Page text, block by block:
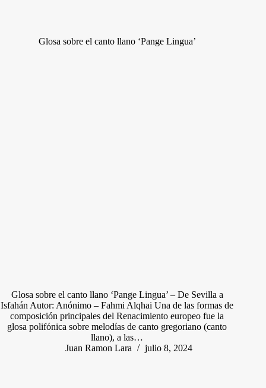
Glosa sobre el canto llano ‘Pange Lingua’
Glosa sobre el canto llano ‘Pange Lingua’ – De Sevilla a
Isfahán Autor: Anónimo – Fahmi Alqhai Una de las formas de
composición principales del Renacimiento europeo fue la
glosa polifónica sobre melodías de canto gregoriano (canto
llano), a las…
Juan Ramon Lara
julio 8, 2024